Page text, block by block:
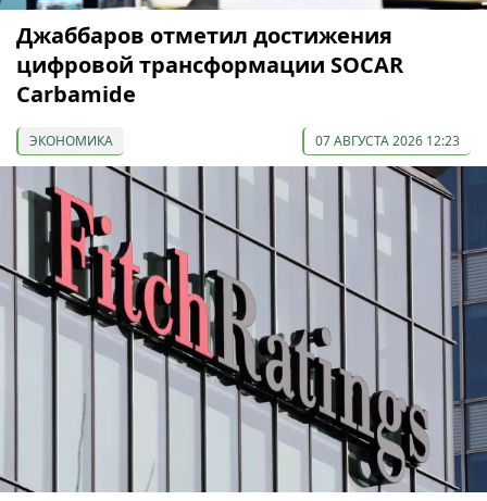
Джаббаров отметил достижения
цифровой трансформации SOCAR
Carbamide
ЭКОНОМИКА 07 АВГУСТА 2026 12:23